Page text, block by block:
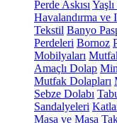
Perde Askısı
Havalandırma ve
Tekstil Banyo
Perdeleri Bornoz
Mobilyaları
Amaçlı Dolap
Mutfak Dolapları
Sebze Dolabı
Sandalyeleri
Masa ve Masa